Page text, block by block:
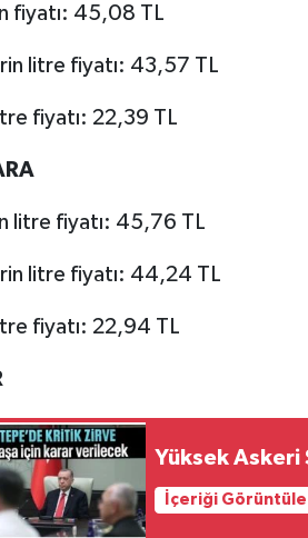
fiyatı: 45,08 TL
litre fiyatı: 43,57 TL
fiyatı: 22,39 TL
litre fiyatı: 45,76 TL
litre fiyatı: 44,24 TL
fiyatı: 22,94 TL
Yüksek Askeri
İçeriği Görüntüle